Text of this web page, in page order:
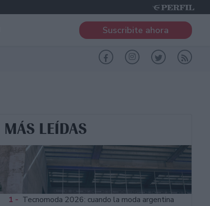
Suscribite ahora
MÁS LEÍDAS
1 - Tecnomoda 2026: cuando la moda argentina